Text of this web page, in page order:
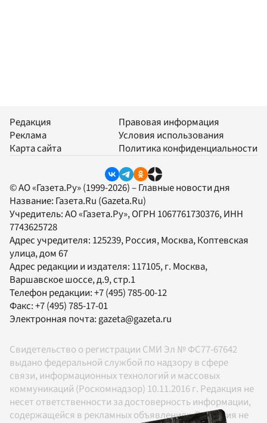
Редакция
Реклама
Карта сайта
Правовая информация
Условия использования
Политика конфиденциальности
© АО «Газета.Ру» (1999-2026) – Главные новости дня
Название: Газета.Ru (Gazeta.Ru)
Учредитель:АО «Газета.Ру», ОГРН 1067761730376, ИНН
7743625728
Адрес учредителя: 125239, Россия, Москва, Коптевская
улица, дом 67
Адрес редакции и издателя: 117105, г. Москва,
Варшавское шоссе, д.9, стр.1
Телефон редакции:+7 (495) 785-00-12
Факс:+7 (495) 785-17-01
Электронная почта:gazeta@gazeta.ru
Свидетельство о регистрации СМИ Эл № ФС77-67642
выдано федеральной службой по надзору в сфере
связи, информационных технологий и массовых
коммуникаций (Роскомнадзор) 10.11.2016 г. Редакция не
несет ответственности за достоверность информации,
содержащейся в рекламных объявлениях. Редакция не